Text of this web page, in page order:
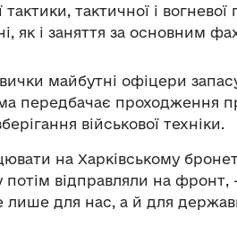
тактики, тактичної і
як і заняття за основним
майбутні офіцери
передбачає проходження
військової техніки.
на Харківському
потім відправляли на
лише для нас, а й для